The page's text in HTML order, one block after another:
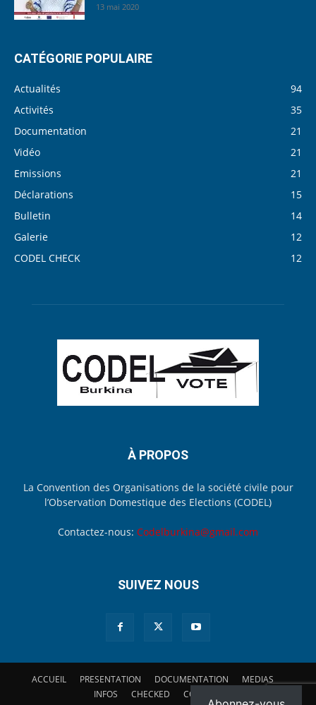
13 mai 2020
CATÉGORIE POPULAIRE
Actualités
94
Activités
35
Documentation
21
Vidéo
21
Emissions
21
Déclarations
15
Bulletin
14
Galerie
12
CODEL CHECK
12
À PROPOS
La Convention des Organisations de la société civile pour
l’Observation Domestique des Elections (CODEL)
Contactez-nous: Codelburkina@gmail.com
SUIVEZ NOUS
ACCUEIL PRESENTATION DOCUMENTATION
MEDIAS
INFOS
CHECKED CONTACT